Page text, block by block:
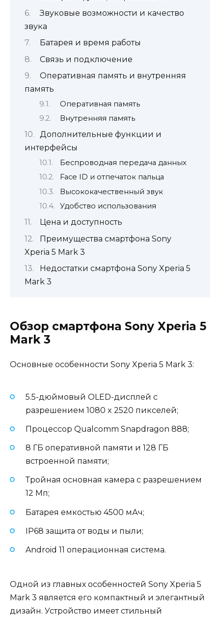
Звуковые возможности и качество
звука
Батарея и время работы
Связь и подключение
Оперативная память и внутренняя
память
Оперативная память
Внутренняя память
Дополнительные функции и
интерфейсы
Беспроводная передача данных
Face ID и отпечаток пальца
Высококачественный звук
Удобство использования
Цена и доступность
Преимущества смартфона Sony
Xperia 5 Mark 3
Недостатки смартфона Sony Xperia 5
Mark 3
Обзор смартфона Sony Xperia 5
Mark 3
Основные особенности Sony Xperia 5 Mark 3:
5.5-дюймовый OLED-дисплей с
разрешением 1080 x 2520 пикселей;
Процессор Qualcomm Snapdragon 888;
8 ГБ оперативной памяти и 128 ГБ
встроенной памяти;
Тройная основная камера с разрешением
12 Мп;
Батарея емкостью 4500 мАч;
IP68 защита от воды и пыли;
Android 11 операционная система.
Одной из главных особенностей Sony Xperia 5
Mark 3 является его компактный и элегантный
дизайн. Устройство имеет стильный